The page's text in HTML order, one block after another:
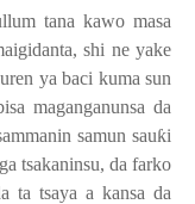
tana kawo masa
shi ne yake
ya baci kuma sun
maganganunsa da
samun sauƙi
tsakaninsu, da farko
ta tsaya a kansa da